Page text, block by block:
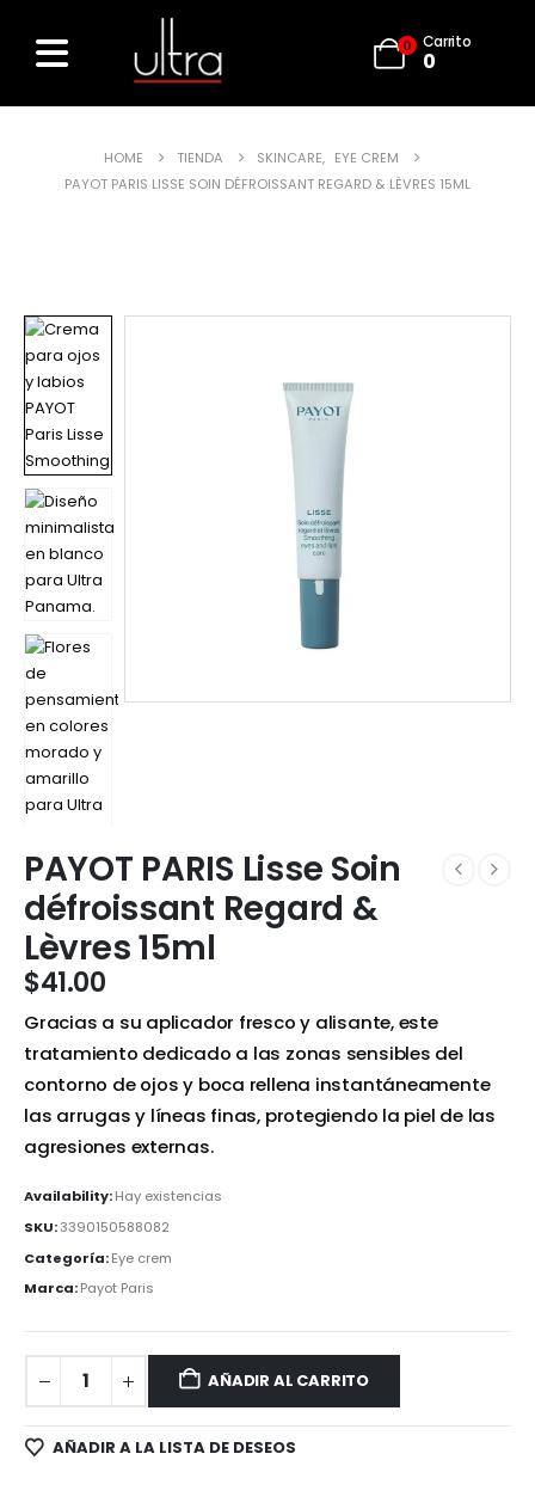
0 Carrito
0
HOME TIENDA SKINCARE, EYE CREM
PAYOT PARIS LISSE SOIN DÉFROISSANT REGARD & LÈVRES 15ML
PAYOT PARIS Lisse Soin
défroissant Regard &
Lèvres 15ml
$41.00
Gracias a su aplicador fresco y alisante, este
tratamiento dedicado a las zonas sensibles del
contorno de ojos y boca rellena instantáneamente
las arrugas y líneas finas, protegiendo la piel de las
agresiones externas.
Availability:Hay existencias
SKU:3390150588082
Categoría:Eye crem
Marca:Payot Paris
AÑADIR AL CARRITO
AÑADIR A LA LISTA DE DESEOS